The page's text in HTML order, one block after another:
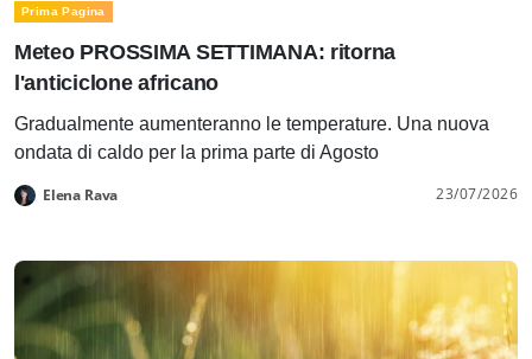
Prima Pagina
Meteo PROSSIMA SETTIMANA: ritorna
l'anticiclone africano
Gradualmente aumenteranno le temperature. Una nuova
ondata di caldo per la prima parte di Agosto
Elena Rava 23/07/2026